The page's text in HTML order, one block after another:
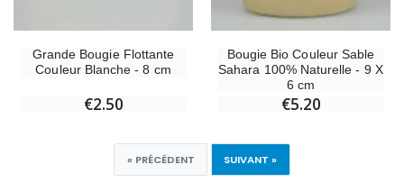
Grande Bougie Flottante
Couleur Blanche - 8 cm
€2.50
Bougie Bio Couleur Sable
Sahara 100% Naturelle - 9 X
6 cm
€5.20
« PRÉCÉDENT SUIVANT »